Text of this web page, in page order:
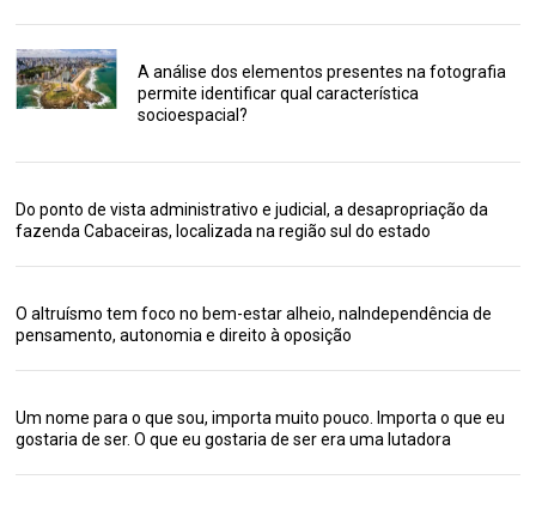
A análise dos elementos presentes na fotografia
permite identificar qual característica
socioespacial?
Do ponto de vista administrativo e judicial, a desapropriação da
fazenda Cabaceiras, localizada na região sul do estado
O altruísmo tem foco no bem-estar alheio, naIndependência de
pensamento, autonomia e direito à oposição
Um nome para o que sou, importa muito pouco. Importa o que eu
gostaria de ser. O que eu gostaria de ser era uma lutadora